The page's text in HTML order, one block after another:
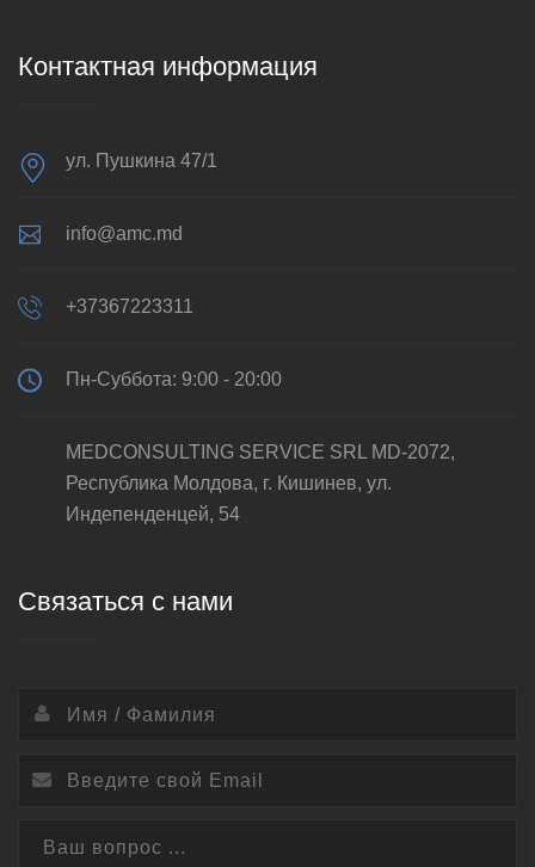
Контактная информация
ул. Пушкина 47/1
info@amc.md
+37367223311
Пн-Суббота: 9:00 - 20:00
MEDCONSULTING SERVICE SRL MD-2072,
Республика Молдова, г. Кишинев, ул.
Индепенденцей, 54
Связаться с нами